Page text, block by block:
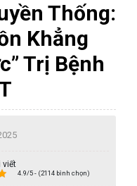
Thống:
Khẳng
Trị Bệnh
viết
4.9/5 - (2114 bình chọn)